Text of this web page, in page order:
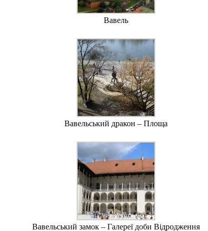
Вавель
Вавельський дракон – Площа
Вавельський замок – Галереї доби Відродження